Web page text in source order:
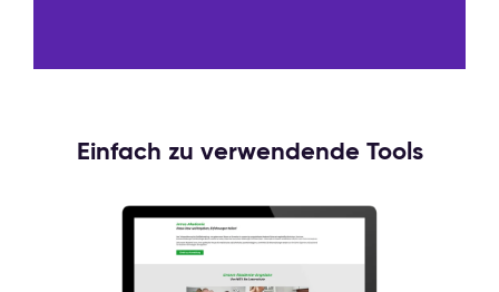
Einfach zu verwendende Tools